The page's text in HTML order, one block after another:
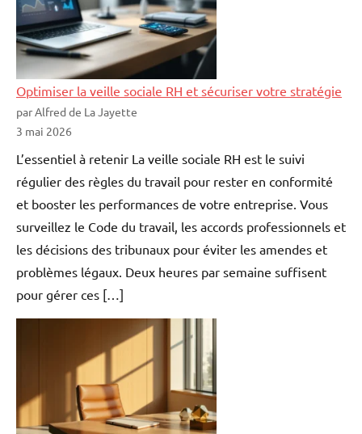
Optimiser la veille sociale RH et sécuriser votre stratégie
par Alfred de La Jayette
3 mai 2026
L’essentiel à retenir La veille sociale RH est le suivi
régulier des règles du travail pour rester en conformité
et booster les performances de votre entreprise. Vous
surveillez le Code du travail, les accords professionnels et
les décisions des tribunaux pour éviter les amendes et
problèmes légaux. Deux heures par semaine suffisent
pour gérer ces […]